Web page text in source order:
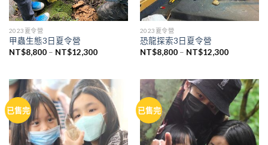
2023夏令營
甲蟲生態3日夏令營
NT$8,800 – NT$12,300價
NT$8,800
到
NT$12,300
2023夏令營
恐龍探索3日夏令營
NT$8,800 – NT$12,300價
NT$8,800
已售完
已售完